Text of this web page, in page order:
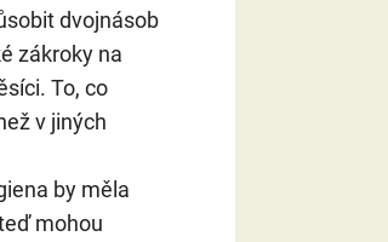
dvojnásob
zákroky na
To, co
v jiných
by měla
mohou